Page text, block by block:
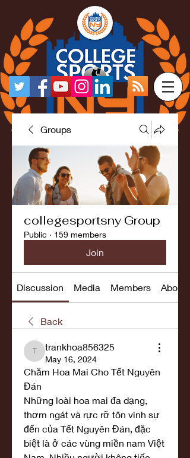
Groups
collegesportsny Group
Public · 159 members
Join
Discussion Media Members About
Back
trankhoa856325
trankhoa856325
May 16, 2024
Chăm Hoa Mai Cho Tết Nguyên
Đán
Những loài hoa mai đa dạng,
thơm ngát và rực rỡ tôn vinh sự
đến của Tết Nguyên Đán, đặc
biệt là ở các vùng miền nam Việt